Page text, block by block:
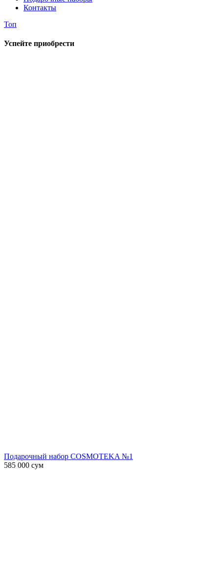
Контакты
Топ
Успейте приобрести
Подарочный набор COSMOTEKA №1
585 000 сум